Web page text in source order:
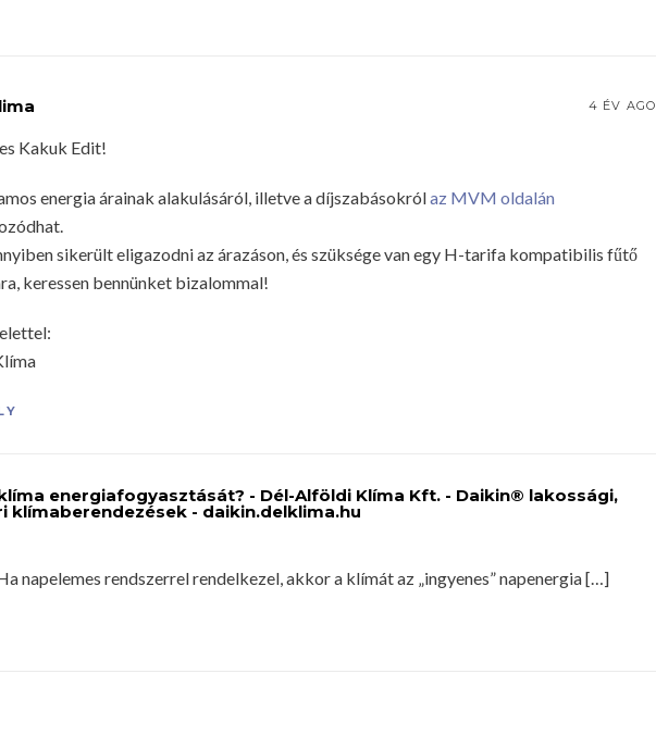
4 ÉV AGO
Kakuk Edit!
energia árainak alakulásáról, illetve a díjszabásokrólaz MVM oldalán
sikerült eligazodni az árazáson, és szüksége van egy H-tarifa kompatibilis fűtő
keressen bennünket bizalommal!
energiafogyasztását? - Dél-Alföldi Klíma Kft. - Daikin® lakossági,
klímaberendezések - daikin.delklima.hu
napelemes rendszerrel rendelkezel, akkor a klímát az „ingyenes” napenergia […]